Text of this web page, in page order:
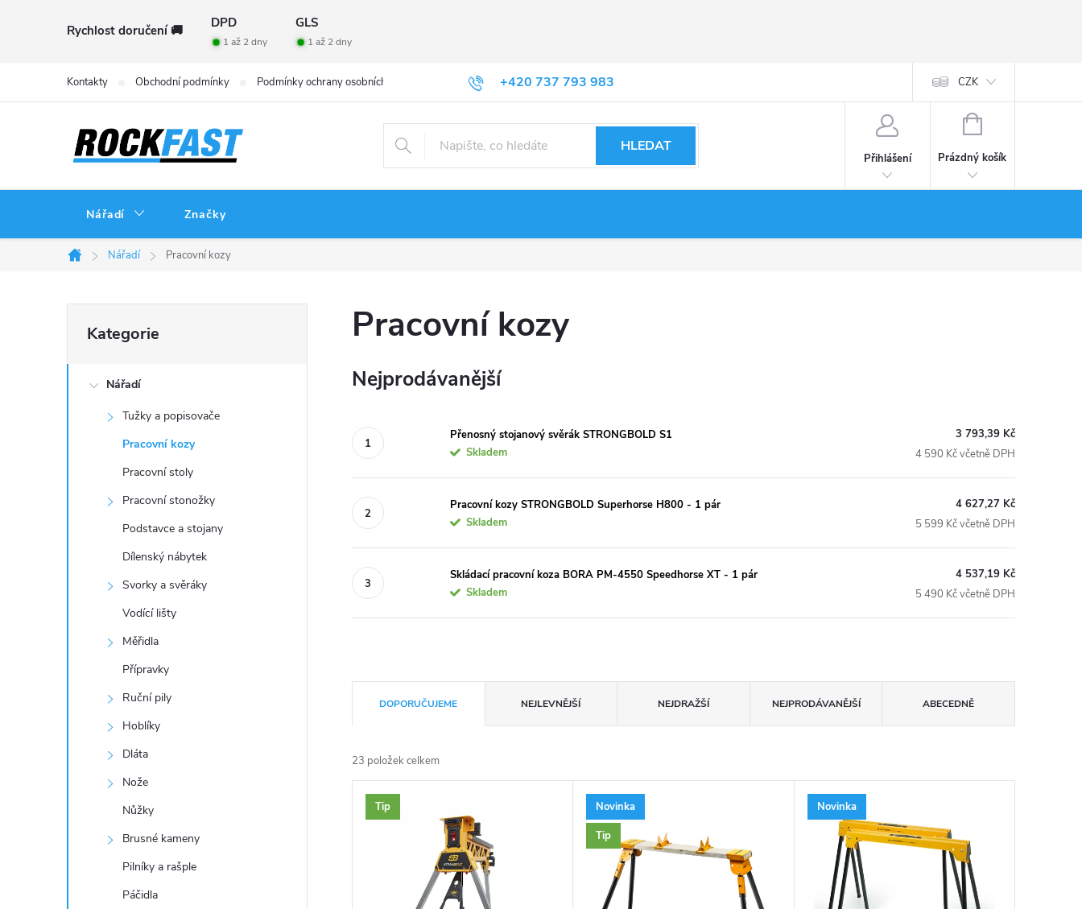
Rychlost doručení 🚚 DPD GLS
1 až 2 dny 1 až 2 dny
+420 737 793 983
Kontakty Obchodní podmínky Podmínky ochrany osobních údajů CZK
HLEDAT
Přihlášení
NÁKUPNÍ
Prázdný košík
Nářadí Značky
Domů
Nářadí Pracovní kozy
o
kategorie
Kategorie
Nářadí
Tužky a popisovače
Pracovní kozy
Pracovní stoly
Pracovní stonožky
Podstavce a stojany
Dílenský nábytek
Svorky a svěráky
Vodící lišty
Měřidla
Přípravky
Ruční pily
Hoblíky
Dláta
Nože
Nůžky
Brusné kameny
Pilníky a rašple
Páčidla
Pracovní kozy
Nejprodávanější
Přenosný stojanový svěrák STRONGBOLD S1
Skladem
3 793,39 Kč
4 590 Kč včetně DPH
Pracovní kozy STRONGBOLD Superhorse H800 - 1 pár
Skladem
4 627,27 Kč
5 599 Kč včetně DPH
Skládací pracovní koza BORA PM-4550 Speedhorse XT - 1 pár
Skladem
4 537,19 Kč
5 490 Kč včetně DPH
a
z
e
DOPORUČUJEME NEJLEVNĚJŠÍ NEJDRAŽŠÍ NEJPRODÁVANĚJŠÍ ABECEDNĚ
23 položek celkem
VTip
Novinka
Tip
Novinka